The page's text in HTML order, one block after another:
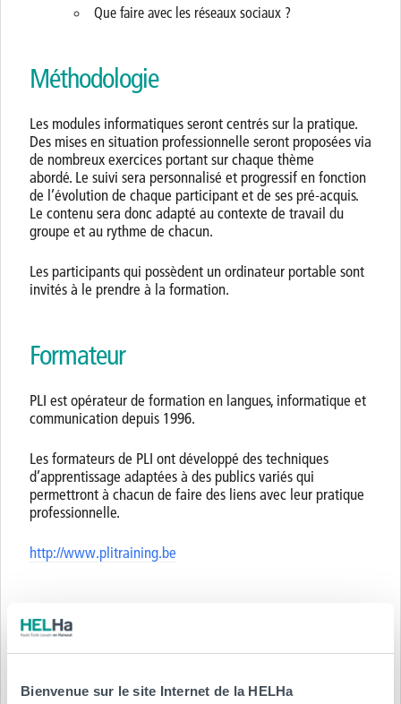
Bienvenue sur le site Internet de la HELHa
Que faire avec les réseaux sociaux ?
Méthodologie
Les modules informatiques seront centrés sur la pratique.
Des mises en situation professionnelle seront proposées via
de nombreux exercices portant sur chaque thème
abordé. Le suivi sera personnalisé et progressif en fonction
de l’évolution de chaque participant et de ses pré-acquis.
Le contenu sera donc adapté au contexte de travail du
groupe et au rythme de chacun.
Les participants qui possèdent un ordinateur portable sont
invités à le prendre à la formation.
Formateur
PLI est opérateur de formation en langues, informatique et
communication depuis 1996.
Les formateurs de PLI ont développé des techniques
d’apprentissage adaptées à des publics variés qui
permettront à chacun de faire des liens avec leur pratique
professionnelle.
http://www.plitraining.be
Date